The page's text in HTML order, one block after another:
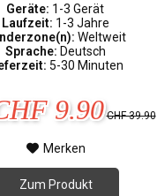
Geräte: 1-3 Gerät
Laufzeit: 1-3 Jahre
Weltweit
Sprache: Deutsch
5-30 Minuten
9.90 CHF 39.90
Merken
Zum Produkt